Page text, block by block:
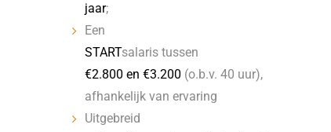
jaar;
Een
STARTsalaris tussen
€2.800 en €3.200 (o.b.v. 40 uur),
afhankelijk van ervaring
Uitgebreid